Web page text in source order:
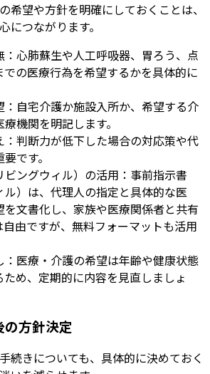
希望や方針を明確にしておくことは、
につながります。
：心肺蘇生や人工呼吸器、胃ろう、点
の医療行為を希望するかを具体的に
：自宅介護か施設入所か、希望する介
機関を明記します。
：判断力が低下した場合の対応策や代
です。
ビングウィル）の活用：事前指示書
ル）は、代理人の指定と具体的な医
を文書化し、家族や医療関係者と共有
自由ですが、無料フォーマットも活用
：医療・介護の希望は年齢や健康状態
ため、定期的に内容を見直しましょ
方針決定
続きについても、具体的に決めておく